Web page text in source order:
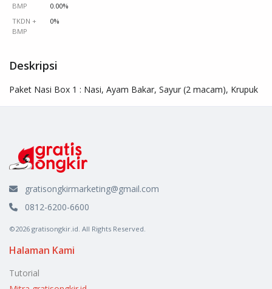
BMP
0.00%
TKDN +
BMP
0%
Deskripsi
Paket Nasi Box 1 : Nasi, Ayam Bakar, Sayur (2 macam), Krupuk
gratisongkirmarketing@gmail.com
0812-6200-6600
©2026 gratisongkir.id. All Rights Reserved.
Halaman Kami
Tutorial